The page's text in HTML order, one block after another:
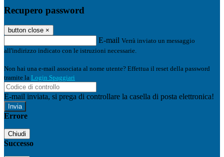
Recupero password
button close ×
E-mail Verrà inviato un messaggio
all'indirizzo indicato con le istruzioni necessarie.
Non hai una e-mail associata al nome utente? Effettua il reset della password
tramite la Login Spaggiari
E-mail inviata, si prega di controllare la casella di posta elettronica!
Errore
Chiudi
Successo